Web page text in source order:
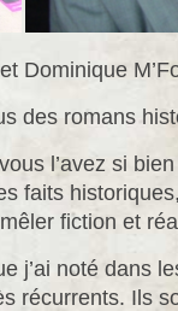
Dominique
des romans
l’avez si
faits
fiction et
j’ai noté dans
récurrents. Ils